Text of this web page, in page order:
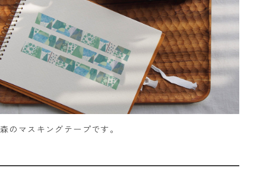
森のマスキングテープです。